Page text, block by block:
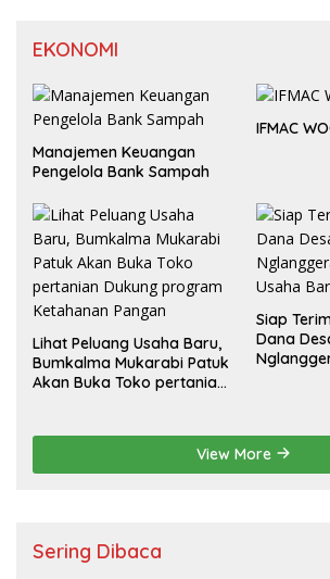
EKONOMI
Manajemen Keuangan
Pengelola Bank Sampah
IFMAC
Lihat Peluang Usaha Baru,
Bumkalma Mukarabi Patuk
Akan Buka Toko pertanian
Siap
Dana
View More
Sering Dibaca